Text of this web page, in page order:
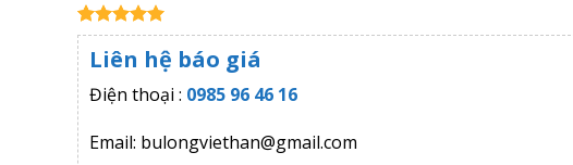
5.00trên 5
dựa trên
1
đánh giá
Liên hệ báo giá
Điện thoại : 0985 96 46 16
Email: bulongviethan@gmail.com